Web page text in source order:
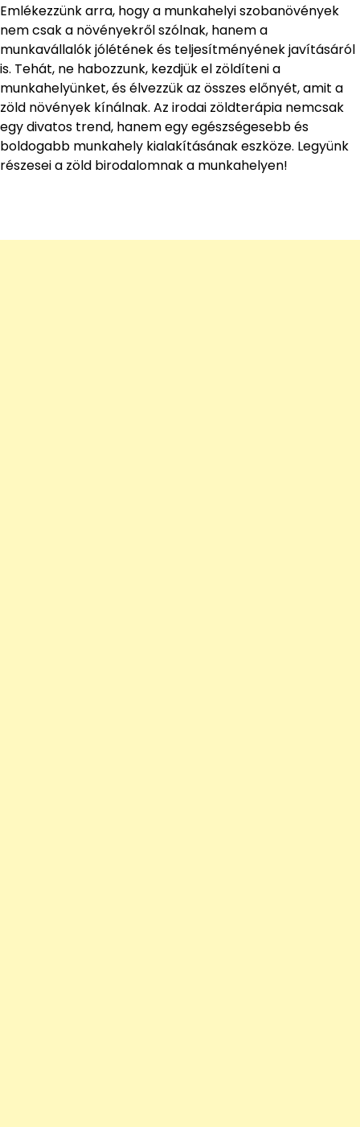
Emlékezzünk arra, hogy a munkahelyi szobanövények
nem csak a növényekről szólnak, hanem a
munkavállalók jólétének és teljesítményének javításáról
is. Tehát, ne habozzunk, kezdjük el zöldíteni a
munkahelyünket, és élvezzük az összes előnyét, amit a
zöld növények kínálnak. Az irodai zöldterápia nemcsak
egy divatos trend, hanem egy egészségesebb és
boldogabb munkahely kialakításának eszköze. Legyünk
részesei a zöld birodalomnak a munkahelyen!